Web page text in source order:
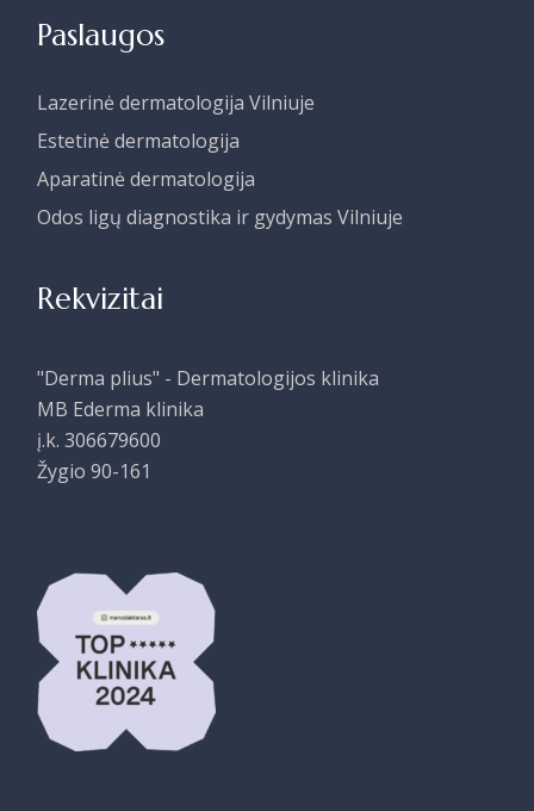
Paslaugos
Lazerinė dermatologija Vilniuje
Estetinė dermatologija
Aparatinė dermatologija
Odos ligų diagnostika ir gydymas Vilniuje
Rekvizitai
"Derma plius" - Dermatologijos klinika
MB Ederma klinika
į.k. 306679600
Žygio 90-161